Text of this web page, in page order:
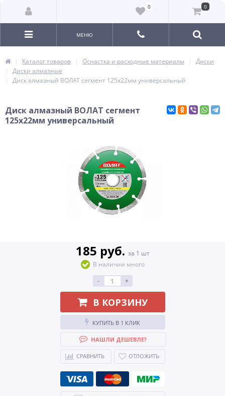
0 0
МЕНЮ
Каталог товаров Оснастка и расходные материалы
Диски
Диски алмазные
Диск алмазный ВОЛАТ сегмент 125х22мм универсальный
Диск алмазный ВОЛАТ сегмент
125х22мм универсальный
185 руб. за 1 шт
В наличии много
-
+
В КОРЗИНУ
КУПИТЬ В 1 КЛИК
НАШЛИ ДЕШЕВЛЕ?
СРАВНИТЬ ОТЛОЖИТЬ